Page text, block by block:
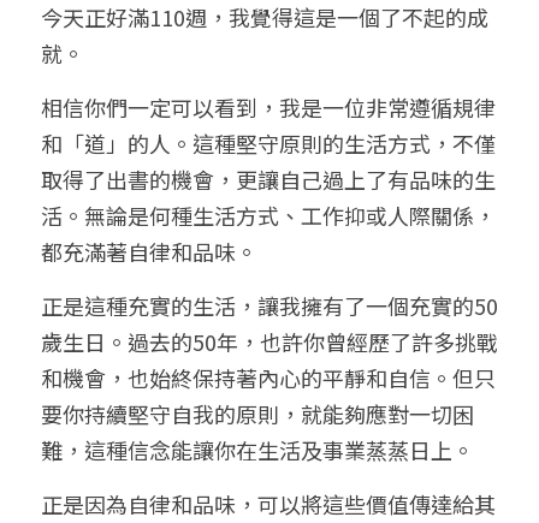
五人實戰班
五行計算高階班
團隊訓練營
小兒命名
科學八字輕鬆學
輕鬆學會科學八字推理
常見問題
FB粉絲頁
繁體中文
0938617837
support@p8zicourse.com
今天正好滿110週，我覺得這是一個了不起的成
就。
相信你們一定可以看到，我是一位非常遵循規律
和「道」的人。這種堅守原則的生活方式，不僅
取得了出書的機會，更讓自己過上了有品味的生
活。無論是何種生活方式、工作抑或人際關係，
都充滿著自律和品味。
正是這種充實的生活，讓我擁有了一個充實的50
歲生日。過去的50年，也許你曾經歷了許多挑戰
和機會，也始終保持著內心的平靜和自信。但只
要你持續堅守自我的原則，就能夠應對一切困
難，這種信念能讓你在生活及事業蒸蒸日上。
正是因為自律和品味，可以將這些價值傳達給其